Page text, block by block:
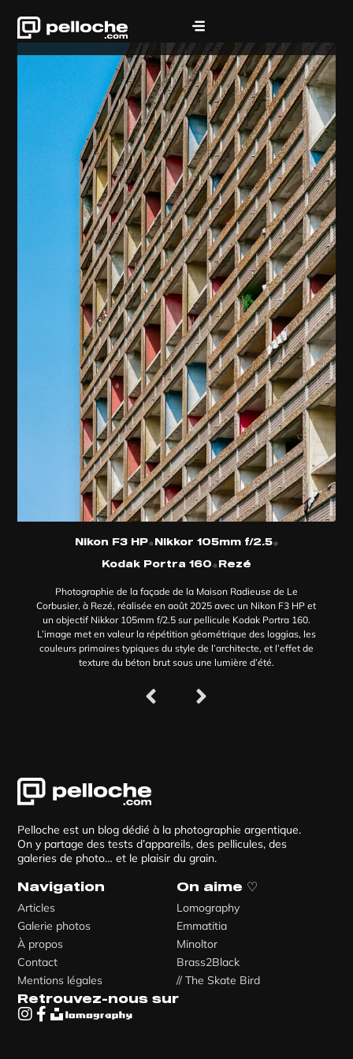
Nikon F3 HP•Nikkor 105mm f/2.5•
Kodak Portra 160•Rezé
Photographie de la façade de la Maison Radieuse de Le
Corbusier, à Rezé, réalisée en août 2025 avec un Nikon F3 HP et
un objectif Nikkor 105mm f/2.5 sur pellicule Kodak Portra 160.
L’image met en valeur la répétition géométrique des loggias, les
couleurs primaires typiques du style de l’architecte, et l’effet de
texture du béton brut sous une lumière d’été.
Pelloche est un blog dédié à la photographie argentique.
On y partage des tests d’appareils, des pellicules, des
galeries de photo… et le plaisir du grain.
Navigation
Articles
Galerie photos
À propos
Contact
Mentions légales
On aime ♡
Lomography
Emmatitia
Minoltor
Brass2Black
// The Skate Bird
Retrouvez-nous sur